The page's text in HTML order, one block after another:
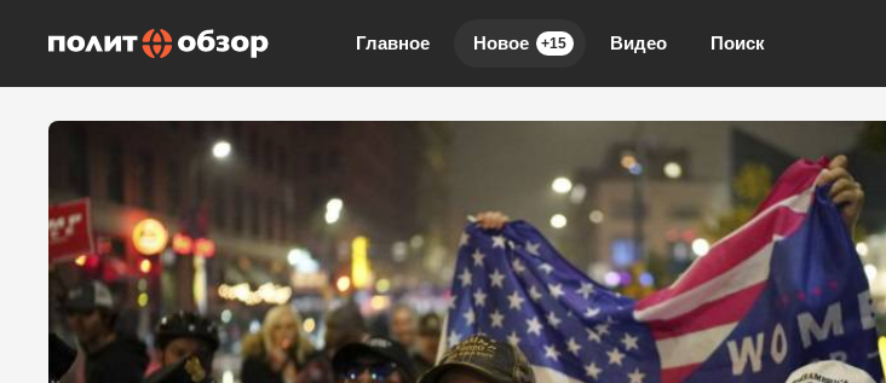
Главное Новое +15 Видео Поиск